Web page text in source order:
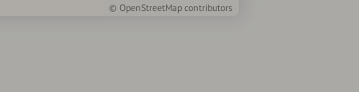
© OpenStreetMap contributors